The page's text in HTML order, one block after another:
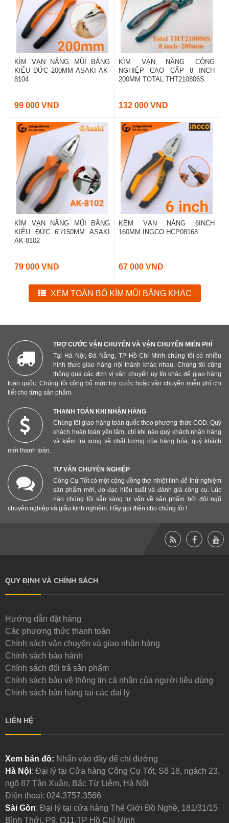
KÌM VẠN NĂNG MŨI BẰNG
KIỂU ĐỨC 200MM ASAKI AK-
8104
99 000 VND
KÌM VẠN NĂNG CÔNG
NGHIỆP CAO CẤP 8 INCH
200MM TOTAL THT210806S
132 000 VND
KÌM VẠN NĂNG MŨI BẰNG
KIỂU ĐỨC 6"/150MM ASAKI
AK-8102
79 000 VND
KỀM VẠN NĂNG 6INCH
160MM INGCO HCP08168
67 000 VND
XEM TOÀN BỘ KÌM MŨI BẰNG KHÁC
TRỢ CƯỚC VẬN CHUYỂN VÀ VẬN CHUYỂN MIỄN PHÍ
Tại Hà Nội, Đà Nẵng, TP Hồ Chí Minh chúng tôi có nhiều
hình thức giao hàng nội thành khác nhau. Chúng tôi cũng
thông qua các đơn vị vận chuyển uy tín khác để giao hàng
toàn quốc. Chúng tôi công bố mức trợ cước hoặc vận chuyển miễn phí chi
tiết cho từng sản phẩm.
THANH TOÁN KHI NHẬN HÀNG
Chúng tôi giao hàng toàn quốc theo phương thức COD. Quý
khách hoàn toàn yên tâm, chỉ khi nào quý khách nhận hàng
và kiểm tra xong về chất lượng của hàng hóa, quý khách
mới thanh toán.
TƯ VẤN CHUYÊN NGHIỆP
Công Cụ Tốt có một cộng đồng thợ nhiệt tình để thử nghiệm
sản phẩm mới, đo đạc hiệu suất và đánh giá công cụ. Lúc
nào chúng tôi sẵn sàng tư vấn về sản phẩm bởi đội ngũ
chuyên nghiệp và giầu kinh nghiệm. Hãy gọi điện cho chúng tôi !
QUY ĐỊNH VÀ CHÍNH SÁCH
Hướng dẫn đặt hàng
Các phương thức thanh toán
Chính sách vận chuyển và giao nhận hàng
Chính sách bảo hành
Chính sách đổi trả sản phẩm
Chính sách bảo vệ thông tin cá nhân của người tiêu dùng
Chính sách bán hàng tại các đại lý
LIÊN HỆ
Xem bản đồ: Nhấn vào đây để chỉ đường
Hà Nội: Đại lý tại Cửa hàng Công Cụ Tốt, Số 18, ngách 23,
ngõ 87 Tân Xuân, Bắc Từ Liêm, Hà Nội
Điện thoại: 024.3757.3566
Sài Gòn: Đại lý tại cửa hàng Thế Giới Đồ Nghề, 181/31/15
Bình Thới, P9, Q11,TP Hồ Chí Minh